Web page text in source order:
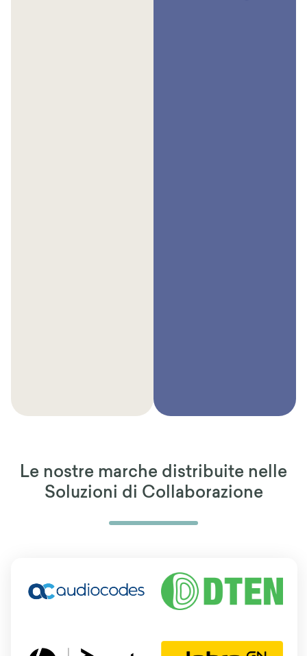
Le nostre marche distribuite nelle
Soluzioni di Collaborazione